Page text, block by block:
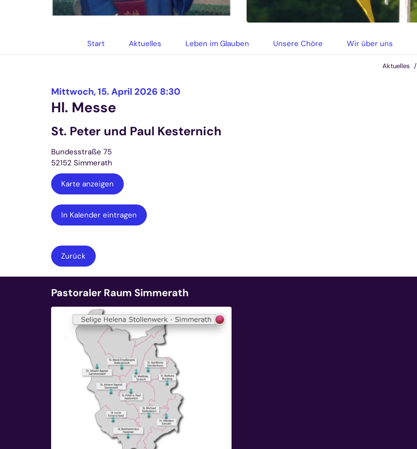
Start Aktuelles Leben im Glauben Unsere Chöre Wir über uns
Aktuelles
Mittwoch, 15. April 2026 8:30
Hl. Messe
St. Peter und Paul Kesternich
Bundesstraße 75
52152 Simmerath
Karte anzeigen
In Kalender eintragen
Zurück
Pastoraler Raum Simmerath